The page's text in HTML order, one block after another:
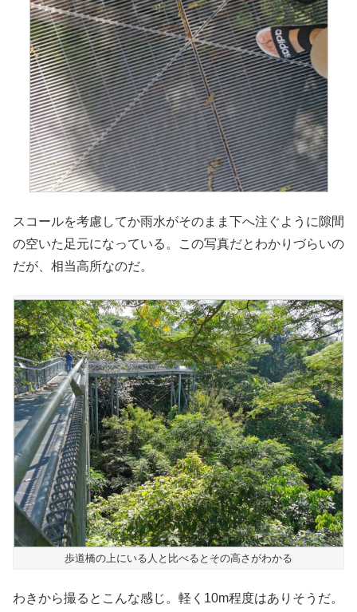
スコールを考慮してか雨水がそのまま下へ注ぐように隙間
の空いた足元になっている。この写真だとわかりづらいの
だが、相当高所なのだ。
歩道橋の上にいる人と比べるとその高さがわかる
わきから撮るとこんな感じ。軽く10m程度はありそうだ。